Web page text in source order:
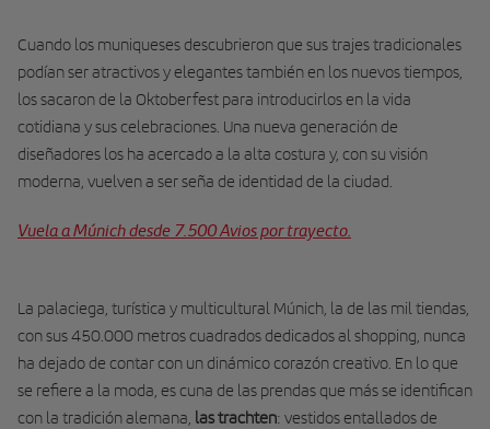
Cuando los muniqueses descubrieron que sus trajes tradicionales
podían ser atractivos y elegantes también en los nuevos tiempos,
los sacaron de la Oktoberfest para introducirlos en la vida
cotidiana y sus celebraciones. Una nueva generación de
diseñadores los ha acercado a la alta costura y, con su visión
moderna, vuelven a ser seña de identidad de la ciudad.
Vuela a Múnich desde 7.500 Avios por trayecto.
La palaciega, turística y multicultural Múnich, la de las mil tiendas,
con sus 450.000 metros cuadrados dedicados al shopping, nunca
ha dejado de contar con un dinámico corazón creativo. En lo que
se refiere a la moda, es cuna de las prendas que más se identifican
con la tradición alemana, las trachten: vestidos entallados de